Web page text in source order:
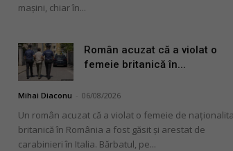
mașini, chiar în...
Român acuzat că a violat o
femeie britanică în...
Mihai Diaconu 06/08/2026
Un român acuzat că a violat o femeie de
britanică în România a fost găsit și arestat de
carabinieri în Italia. Bărbatul, pe...